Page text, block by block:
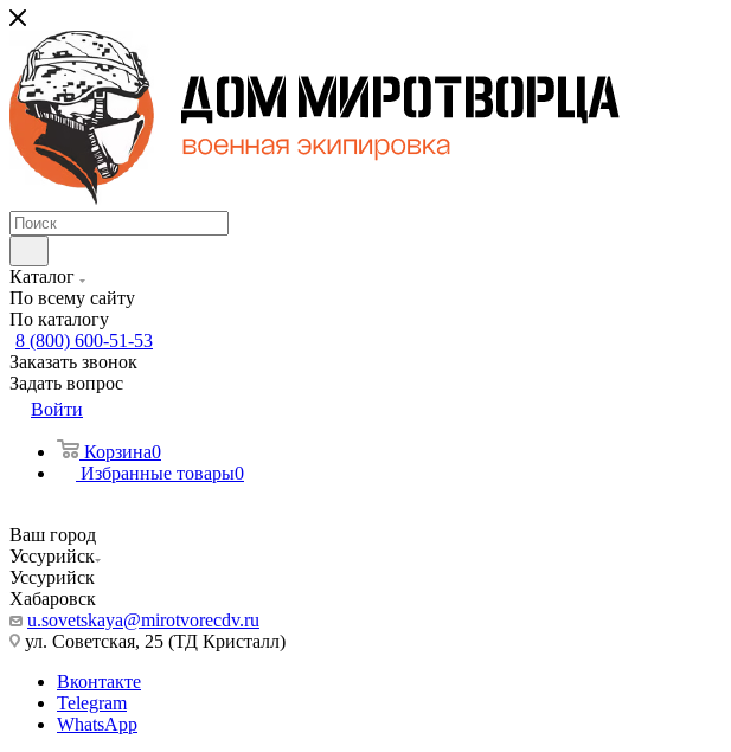
Каталог
По всему сайту
По каталогу
8 (800) 600-51-53
Заказать звонок
Задать вопрос
Войти
Корзина0
Избранные товары0
Ваш город
Уссурийск
Уссурийск
Хабаровск
u.sovetskaya@mirotvorecdv.ru
ул. Советская, 25 (ТД Кристалл)
Вконтакте
Telegram
WhatsApp